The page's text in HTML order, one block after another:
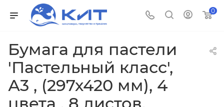
0
Бумага для пастели
'Пастельный класс',
А3 , (297х420 мм), 4